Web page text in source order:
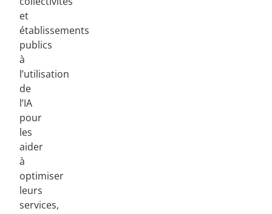
et
établissements
publics
à
l’utilisation
de
l’IA
pour
les
aider
à
optimiser
leurs
services,